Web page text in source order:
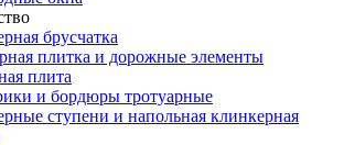
брусчатка
плитка и дорожные элементы
плита
и бордюры тротуарные
ступени и напольная клинкерная